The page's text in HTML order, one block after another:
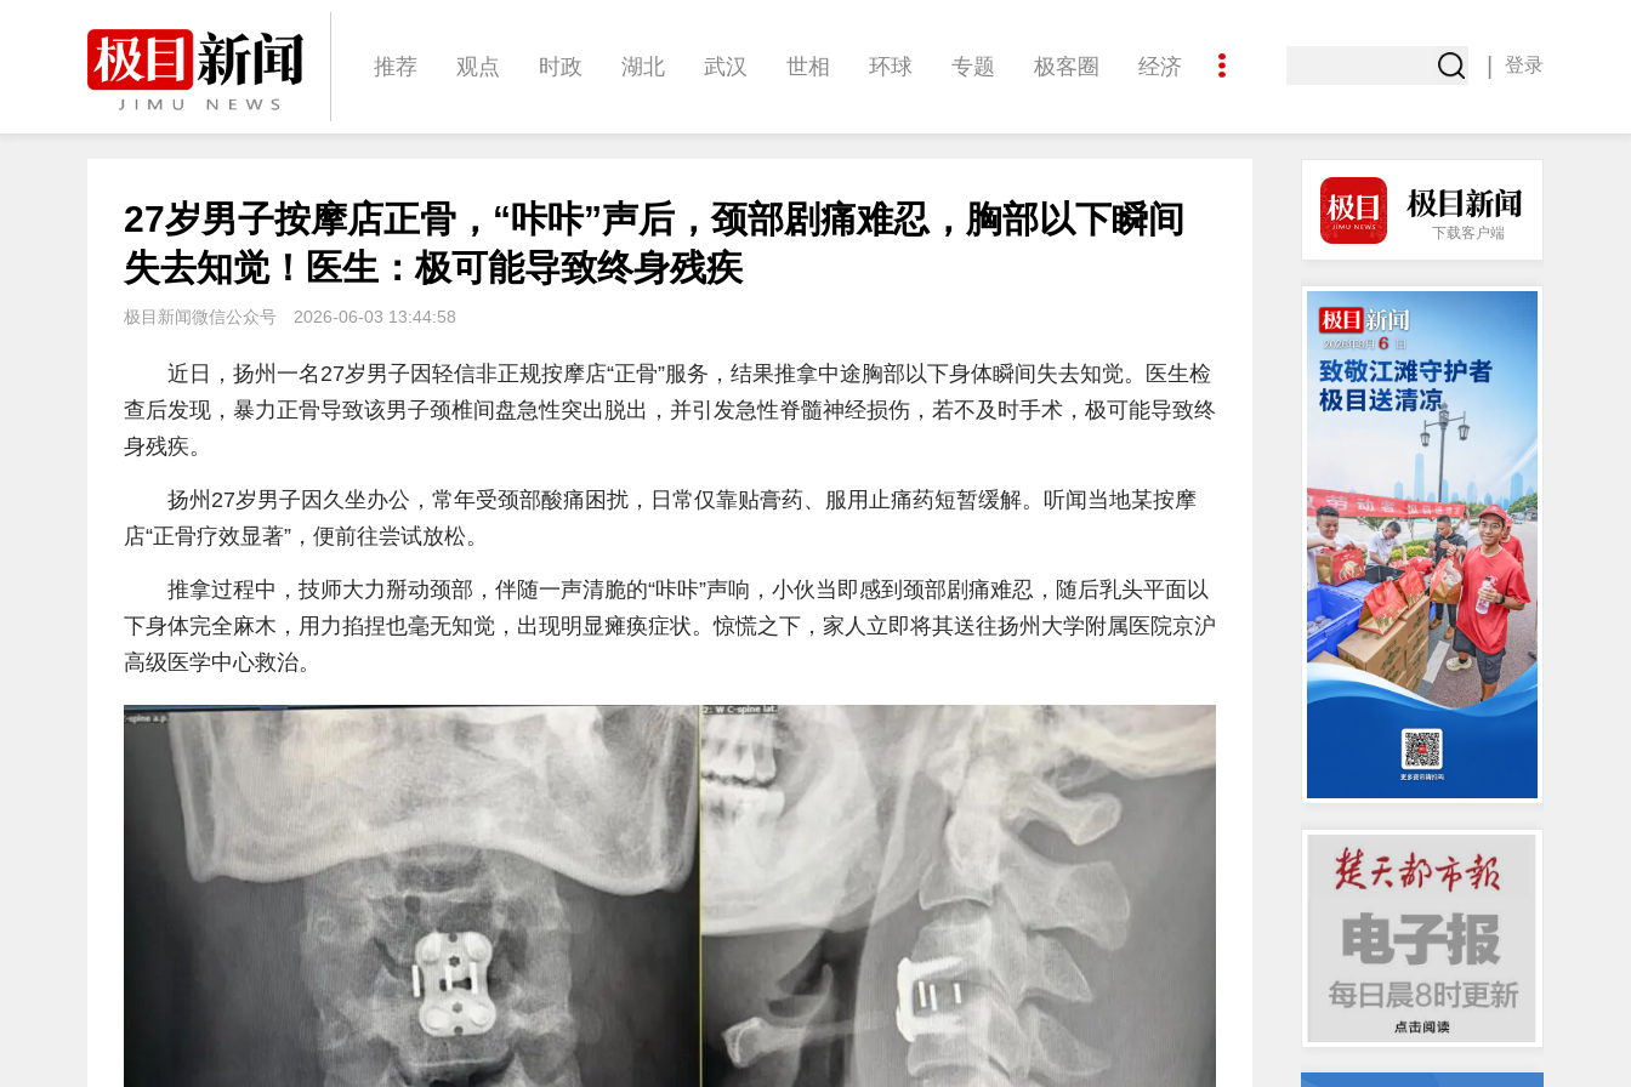
推荐 观点 时政 湖北 武汉 世相 环球 专题 极客圈 经济
体育 娱乐 影像 帅作文 International 职教院 酒道
登录
27岁男子按摩店正骨，“咔咔”声后，颈部剧痛难忍，胸部以下瞬间
失去知觉！医生：极可能导致终身残疾
极目新闻微信公众号 2026-06-03 13:44:58
近日，扬州一名27岁男子因轻信非正规按摩店“正骨”服务，结果推拿中途胸部以下身体瞬间失去知觉。医生检
查后发现，暴力正骨导致该男子颈椎间盘急性突出脱出，并引发急性脊髓神经损伤，若不及时手术，极可能导致终
身残疾。
扬州27岁男子因久坐办公，常年受颈部酸痛困扰，日常仅靠贴膏药、服用止痛药短暂缓解。听闻当地某按摩
店“正骨疗效显著”，便前往尝试放松。
推拿过程中，技师大力掰动颈部，伴随一声清脆的“咔咔”声响，小伙当即感到颈部剧痛难忍，随后乳头平面以
下身体完全麻木，用力掐捏也毫无知觉，出现明显瘫痪症状。惊慌之下，家人立即将其送往扬州大学附属医院京沪
高级医学中心救治。
下载客户端